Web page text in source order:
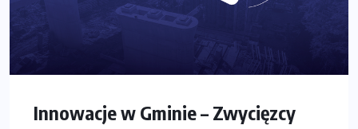
Innowacje w Gminie – Zwycięzcy